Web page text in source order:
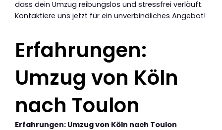
dass dein Umzug reibungslos und stressfrei verläuft.
Kontaktiere uns jetzt für ein unverbindliches Angebot!
Erfahrungen:
Umzug von Köln
nach Toulon
Erfahrungen: Umzug von Köln nach Toulon